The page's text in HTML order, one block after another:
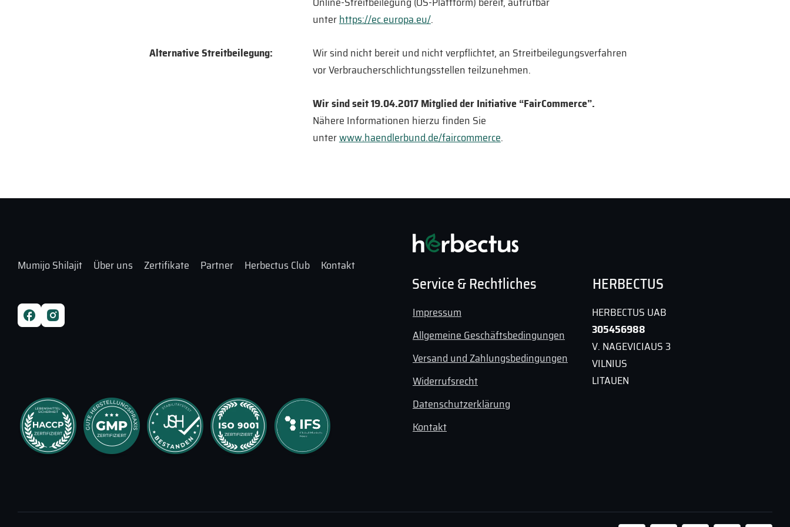
Alternative Streitbeilegung:
unterhttps://ec.europa.eu/.
Wir sind nicht bereit und nicht verpflichtet, an Streitbeilegungsverfahren
vor Verbraucherschlichtungsstellen teilzunehmen.
Wir sind seit 19.04.2017 Mitglied der Initiative “FairCommerce”.
Nähere Informationen hierzu finden Sie
unterwww.haendlerbund.de/faircommerce.
Mumijo Shilajit Über uns Zertifikate Partner Herbectus Club Kontakt
Service & Rechtliches
Impressum
Allgemeine Geschäftsbedingungen
Versand und Zahlungsbedingungen
Widerrufsrecht
Datenschutzerklärung
Kontakt
HERBECTUS
HERBECTUS UAB
305456988
V. NAGEVICIAUS 3
VILNIUS
LITAUEN